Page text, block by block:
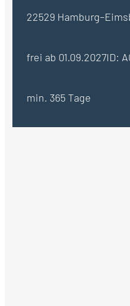
22529
frei ab 01.09.2027ID:
min. 365 Tage